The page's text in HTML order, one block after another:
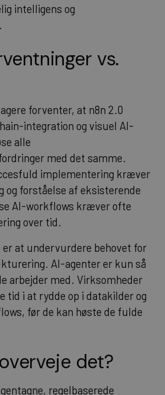
intelligens og
vs.
forventer, at n8n 2.0
integration og visuel AI-
alle
med det samme.
implementering kræver
og forståelse af eksisterende
AI-workflows kræver ofte
over tid.
at undervurdere behovet for
AI-agenter er kun så
arbejder med. Virksomheder
tid i at rydde op i datakilder og
før de kan høste de fulde
det?
regelbaserede